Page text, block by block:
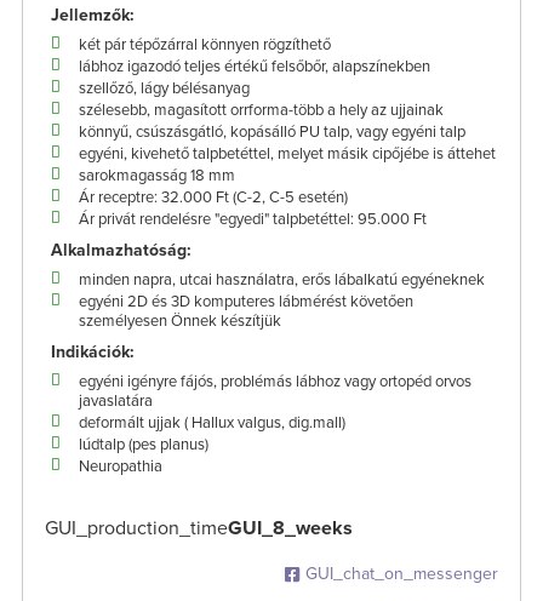
Jellemzők:
két pár tépőzárral könnyen rögzíthető
lábhoz igazodó teljes értékű felsőbőr, alapszínekben
szellőző, lágy bélésanyag
szélesebb, magasított orrforma-több a hely az ujjainak
könnyű, csúszásgátló, kopásálló PU talp, vagy egyéni talp
egyéni, kivehető talpbetéttel, melyet másik cipőjébe is áttehet
sarokmagasság 18 mm
Ár receptre: 32.000 Ft (C-2, C-5 esetén)
Ár privát rendelésre "egyedi" talpbetéttel: 95.000 Ft
Alkalmazhatóság:
minden napra, utcai használatra, erős lábalkatú egyéneknek
egyéni 2D és 3D komputeres lábmérést követően
személyesen Önnek készítjük
Indikációk:
egyéni igényre fájós, problémás lábhoz vagy ortopéd orvos
javaslatára
deformált ujjak ( Hallux valgus, dig.mall)
lúdtalp (pes planus)
Neuropathia
GUI_production_timeGUI_8_weeks
GUI_chat_on_messenger